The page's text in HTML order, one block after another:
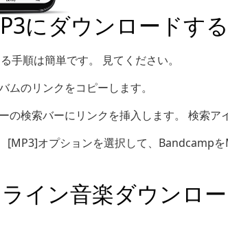
にダウンロードす
順は簡単です。 見てください。
のリンクをコピーします。
検索バーにリンクを挿入します。 検索ア
[MP3]オプションを選択して、Bandcampを
イン音楽ダウンロ